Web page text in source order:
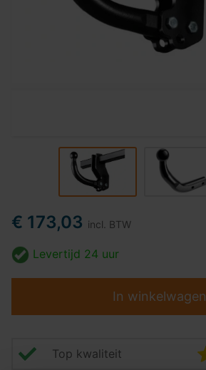
€ 173,03 incl. BTW
Levertijd 24 uur
In winkelwagen
Top kwaliteit